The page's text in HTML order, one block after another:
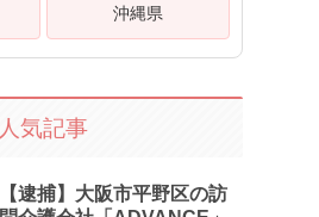
沖縄県
人気記事
【逮捕】大阪市平野区の訪